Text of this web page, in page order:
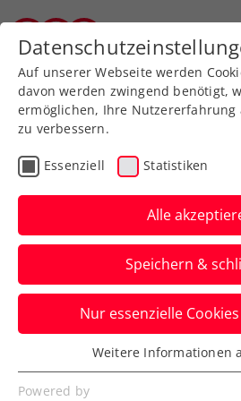
Zurück zur Newsübersicht
Turniere
Thiem sorgt
Generali Open
nochmal für
Ein Sieg ist ihm bei seiner
Abschiedsvorstellung
Turnier in Tirol nicht
Verfasst von: Manuel Wachta /
Auf unserer Webseite werden
davon werden zwingend benötigt,
ermöglichen, Ihre Nutzererfahrung
zu verbessern.
Essenziell Statistiken
Alle
Speichern &
Nur essenzielle
Essenziell
Essenzielle Cookies werden für
Weitere Informationen
Powered by